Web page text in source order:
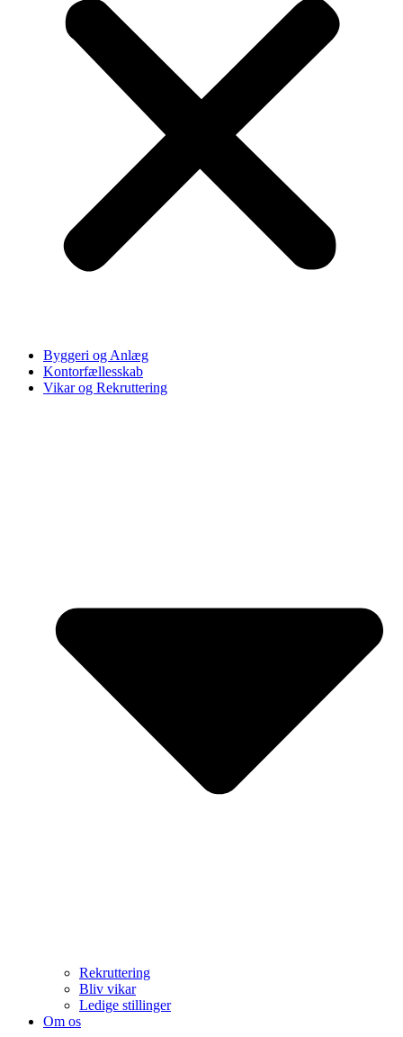
Byggeri og Anlæg
Kontorfællesskab
Vikar og Rekruttering
Rekruttering
Bliv vikar
Ledige stillinger
Om os